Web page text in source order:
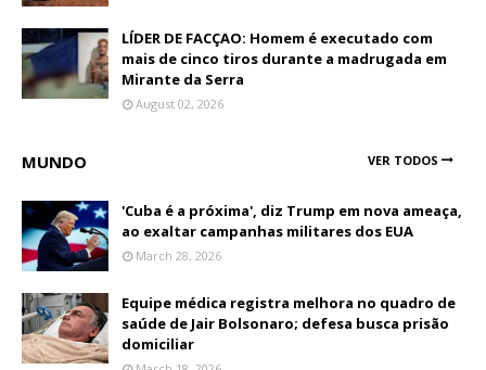
LÍDER DE FACÇAO: Homem é executado com
mais de cinco tiros durante a madrugada em
Mirante da Serra
August 02, 2026
MUNDO VER TODOS
'Cuba é a próxima', diz Trump em nova ameaça,
ao exaltar campanhas militares dos EUA
March 28, 2026
Equipe médica registra melhora no quadro de
saúde de Jair Bolsonaro; defesa busca prisão
domiciliar